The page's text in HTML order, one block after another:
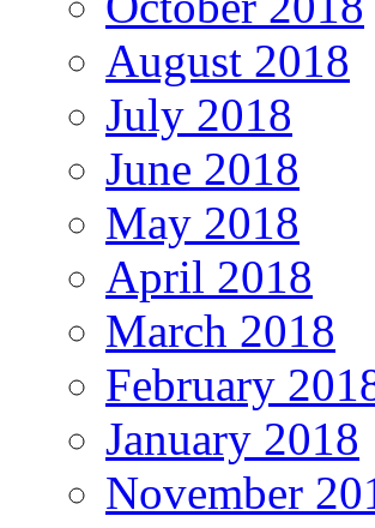
August 2018
July 2018
June 2018
May 2018
April 2018
March 2018
February
January 2018
November